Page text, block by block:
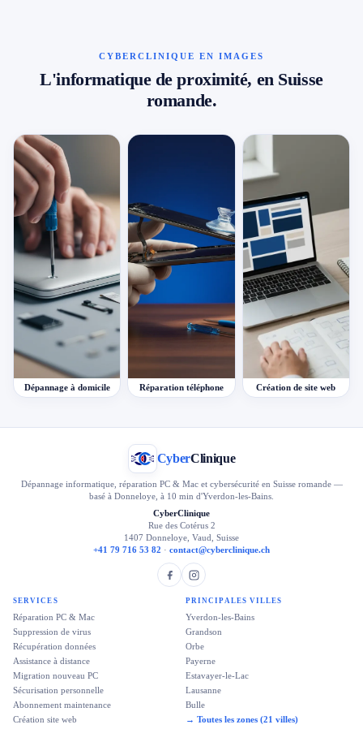
CYBERCLINIQUE EN IMAGES
L'informatique de proximité, en Suisse
romande.
Dépannage à domicile Réparation téléphone Création de site web
CyberClinique
Dépannage informatique, réparation PC & Mac et cybersécurité en Suisse romande —
basé à Donneloye, à 10 min d'Yverdon-les-Bains.
CyberClinique
Rue des Cotérus 2
1407 Donneloye, Vaud, Suisse
+41 79 716 53 82 · contact@cyberclinique.ch
SERVICES
Réparation PC & Mac
Suppression de virus
Récupération données
Assistance à distance
Migration nouveau PC
Sécurisation personnelle
Abonnement maintenance
Création site web
PRINCIPALES VILLES
Yverdon-les-Bains
Grandson
Orbe
Payerne
Estavayer-le-Lac
Lausanne
Bulle
→ Toutes les zones (21 villes)